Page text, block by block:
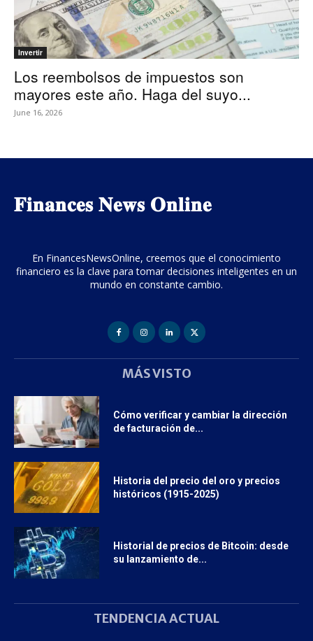
Invertir
Los reembolsos de impuestos son
mayores este año. Haga del suyo...
June 16, 2026
𝐅𝐢𝐧𝐚𝐧𝐜𝐞𝐬 𝐍𝐞𝐰𝐬 𝐎𝐧𝐥𝐢𝐧𝐞
En FinancesNewsOnline, creemos que el conocimiento
financiero es la clave para tomar decisiones inteligentes en un
mundo en constante cambio.
MÁS VISTO
Cómo verificar y cambiar la dirección
de facturación de...
Historia del precio del oro y precios
históricos (1915-2025)
Historial de precios de Bitcoin: desde
su lanzamiento de...
TENDENCIA ACTUAL